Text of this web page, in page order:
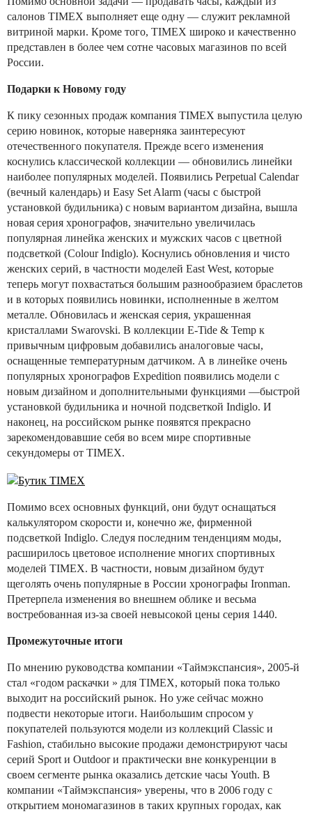
салонов TIMEX выполняет еще одну — служит рекламной
витриной марки. Кроме того, TIMEX широко и качественно
представлен в более чем сотне часовых магазинов по всей
России.
Подарки к Новому году
К пику сезонных продаж компания TIMEX выпустила целую
серию новинок, которые наверняка заинтересуют
отечественного покупателя. Прежде всего изменения
коснулись классической коллекции — обновились линейки
наиболее популярных моделей. Появились Perpetual Calendar
(вечный календарь) и Easy Set Alarm (часы с быстрой
установкой будильника) с новым вариантом дизайна, вышла
новая серия хронографов, значительно увеличилась
популярная линейка женских и мужских часов с цветной
подсветкой (Colour Indiglo). Коснулись обновления и чисто
женских серий, в частности моделей East West, которые
теперь могут похвастаться большим разнообразием браслетов
и в которых появились новинки, исполненные в желтом
металле. Обновилась и женская серия, украшенная
кристаллами Swarovski. В коллекции E-Tide & Temp к
привычным цифровым добавились аналоговые часы,
оснащенные температурным датчиком. А в линейке очень
популярных хронографов Expedition появились модели с
новым дизайном и дополнительными функциями —быстрой
установкой будильника и ночной подсветкой Indiglo. И
наконец, на российском рынке появятся прекрасно
зарекомендовавшие себя во всем мире спортивные
секундомеры от TIMEX.
Помимо всех основных функций, они будут оснащаться
калькулятором скорости и, конечно же, фирменной
подсветкой Indiglo. Следуя последним тенденциям моды,
расширилось цветовое исполнение многих спортивных
моделей TIMEX. В частности, новым дизайном будут
щеголять очень популярные в России хронографы Ironman.
Претерпела изменения во внешнем облике и весьма
востребованная из-за своей невысокой цены серия 1440.
Промежуточные итоги
По мнению руководства компании «Таймэкспансия», 2005-й
стал «годом раскачки » для TIMEX, который пока только
выходит на российский рынок. Но уже сейчас можно
подвести некоторые итоги. Наибольшим спросом у
покупателей пользуются модели из коллекций Classic и
Fashion, стабильно высокие продажи демонстрируют часы
серий Sport и Outdoor и практически вне конкуренции в
своем сегменте рынка оказались детские часы Youth. В
компании «Таймэкспансия» уверены, что в 2006 году с
открытием мономагазинов в таких крупных городах, как